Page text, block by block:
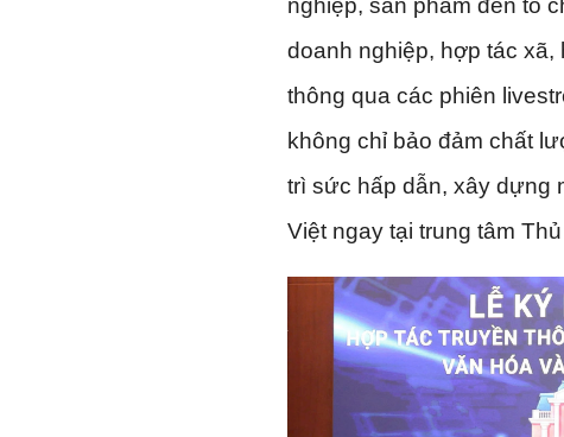
nghiệp, sản phẩm đến tổ
doanh nghiệp, hợp tác
thông qua các phiên
không chỉ bảo đảm chất
trì sức hấp dẫn, xây dựng
Việt ngay tại trung tâm